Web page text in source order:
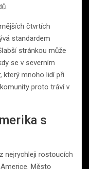
čtvrtích
standardem
stránkou může
se v severním
který mnoho lidí při
proto tráví v
s
nejrychleji rostoucích
Město